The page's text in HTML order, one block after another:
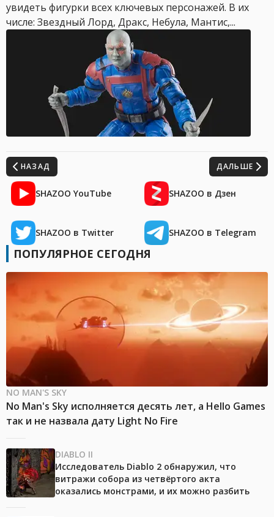
увидеть фигурки всех ключевых персонажей. В их
числе: Звездный Лорд, Дракс, Небула, Мантис,...
НАЗАД ДАЛЬШЕ
SHAZOO YouTube SHAZOO в Дзен
SHAZOO в Twitter SHAZOO в Telegram
ПОПУЛЯРНОЕ СЕГОДНЯ
NO MAN'S SKY
No Man's Sky исполняется десять лет, а Hello Games
так и не назвала дату Light No Fire
DIABLO II
Исследователь Diablo 2 обнаружил, что
витражи собора из четвёртого акта
оказались монстрами, и их можно разбить